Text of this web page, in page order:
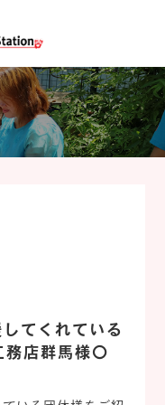
てくれている
務店群馬様〇